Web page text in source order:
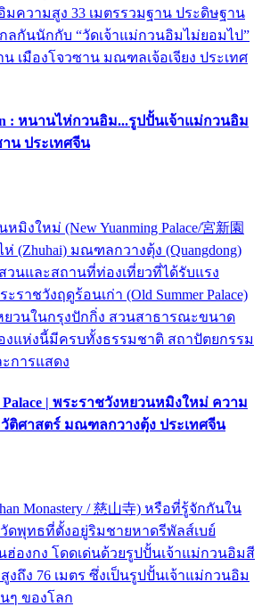
มความสูง 33 เมตรรวมฐาน ประดิษฐาน
ลกันนักกับ “วัดเจ้าแม่กวนอิมไม่ยอมไป”
เมืองโจวซาน มณฑลเจ้อเจียง ประเทศ
: หนานไห่กวนอิม...รูปปั้นเจ้าแม่กวนอิม
น ประเทศจีน
มิงใหม่ (New Yuanming Palace/宮新園
ห่ (Zhuhai) มณฑลกวางตุ้ง (Quangdong)
วนและสถานที่ท่องเที่ยวที่ได้รับแรง
ราชวังฤดูร้อนเก่า (Old Summer Palace)
วนในกรุงปักกิ่ง สวนสาธารณะขนาด
งแห่งนี้มีครบทั้งธรรมชาติ สถาปัตยกรรม
การแสดง
Palace | พระราชวังหยวนหมิงใหม่ ความ
ติศาสตร์ มณฑลกวางตุ้ง ประเทศจีน
Monastery / 慈山寺) หรือที่รู้จักกันใน
ดพุทธที่ตั้งอยู่ริมชายหาดรีพัลส์เบย์
นฮ่องกง โดดเด่นด้วยรูปปั้นเจ้าแม่กวนอิมสี
ถึง 76 เมตร ซึ่งเป็นรูปปั้นเจ้าแม่กวนอิม
ๆ ของโลก